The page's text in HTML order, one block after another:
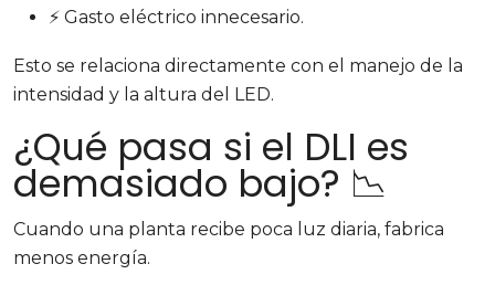
⚡ Gasto eléctrico innecesario.
Esto se relaciona directamente con el manejo de la
intensidad y la altura del LED.
¿Qué pasa si el DLI es
demasiado bajo? 📉
Cuando una planta recibe poca luz diaria, fabrica
menos energía.